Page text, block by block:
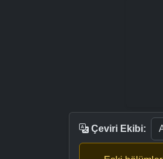
Çeviri Ekibi: